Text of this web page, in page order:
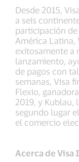
Desde 2015,
a seis
participación
América
exitosamente a
lanzamiento,
de pagos con
semanas, Visa
Flexio,
2019, y Kublau,
segundo lugar
el comercio
Acerca de Visa